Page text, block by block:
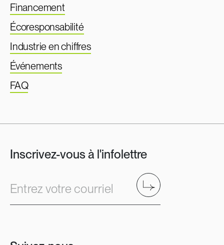
Financement
Écoresponsabilité
Industrie en chiffres
Événements
FAQ
Inscrivez-vous à l'infolettre
Entrez votre courriel Envoyer